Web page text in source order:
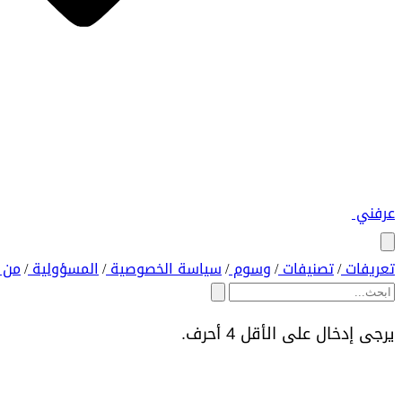
عرفني
تعريفات/ تصنيفات/ وسوم/ سياسة الخصوصية/ المسؤولية/
يرجى إدخال على الأقل 4 أحرف.